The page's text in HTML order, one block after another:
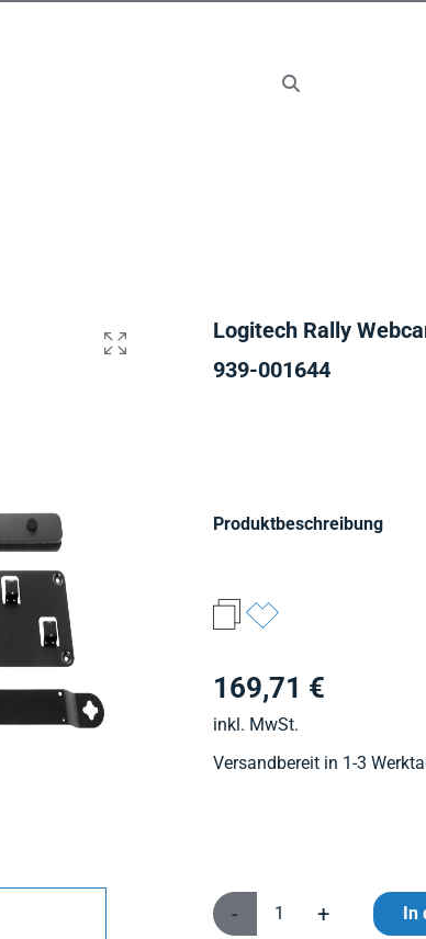
Logitech Rally
939-001644
Produktbeschreibung
169,71 €
inkl. MwSt.
Versandbereit in 1-3
- +